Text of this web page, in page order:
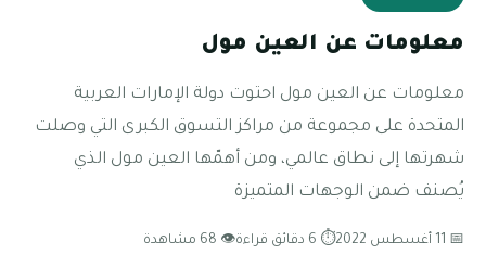
معلومات عن العين مول
معلومات عن العين مول احتوت دولة الإمارات العربية
المتحدة على مجموعة من مراكز التسوق الكبرى التي وصلت
شهرتها إلى نطاق عالمي، ومن أهمّها العين مول الذي
يُصنف ضمن الوجهات المتميزة
📅 11 أغسطس 2022 ⏱ 6 دقائق قراءة 👁 68 مشاهدة